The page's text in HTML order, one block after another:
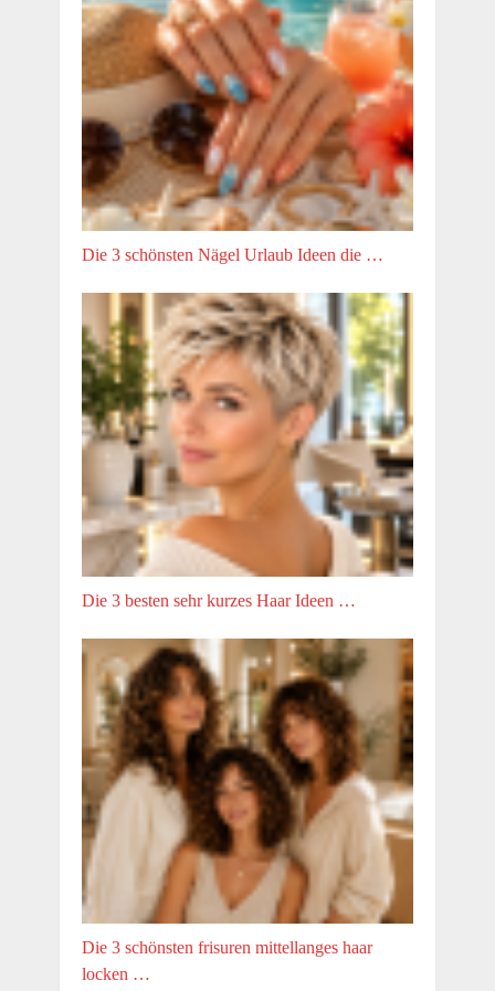
Die 3 schönsten Nägel Urlaub Ideen die …
Die 3 besten sehr kurzes Haar Ideen …
Die 3 schönsten frisuren mittellanges haar
locken …